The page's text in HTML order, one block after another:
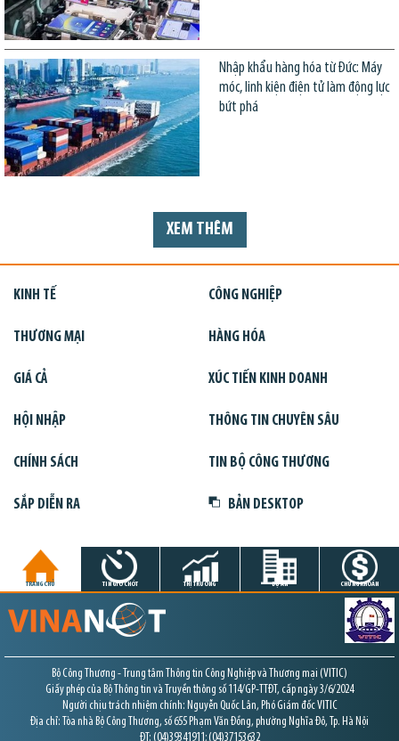
Nhập khẩu hàng hóa từ Đức: Máy
móc, linh kiện điện tử làm động lực
bứt phá
XEM THÊM
KINH TẾ CÔNG NGHIỆP
THƯƠNG MẠI HÀNG HÓA
GIÁ CẢ XÚC TIẾN KINH DOANH
HỘI NHẬP THÔNG TIN CHUYÊN SÂU
CHÍNH SÁCH TIN BỘ CÔNG THƯƠNG
SẮP DIỄN RA BẢN DESKTOP
TRANG CHỦ TIN GIỜ CHÓT THỊ TRƯỜNG DỰ ÁN CHỨNG KHOÁN
Bộ Công Thương - Trung tâm Thông tin Công Nghiệp và Thương mại (VITIC)
Giấy phép của Bộ Thông tin và Truyền thông số 114/GP-TTĐT, cấp ngày 3/6/2024
Người chịu trách nhiệm chính: Nguyễn Quốc Lân, Phó Giám đốc VITIC
Địa chỉ: Tòa nhà Bộ Công Thương, số 655 Phạm Văn Đồng, phường Nghĩa Đô, Tp. Hà Nội
ĐT: (04)39341911; (04)37153632